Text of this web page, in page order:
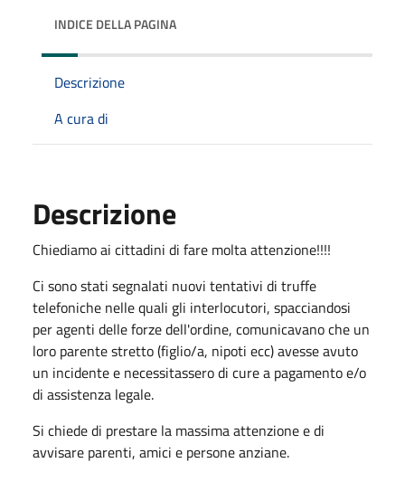
INDICE DELLA PAGINA
Descrizione
A cura di
Descrizione
Chiediamo ai cittadini di fare molta attenzione!!!!
Ci sono stati segnalati nuovi tentativi di truffe
telefoniche nelle quali gli interlocutori, spacciandosi
per agenti delle forze dell'ordine, comunicavano che un
loro parente stretto (figlio/a, nipoti ecc) avesse avuto
un incidente e necessitassero di cure a pagamento e/o
di assistenza legale.
Si chiede di prestare la massima attenzione e di
avvisare parenti, amici e persone anziane.